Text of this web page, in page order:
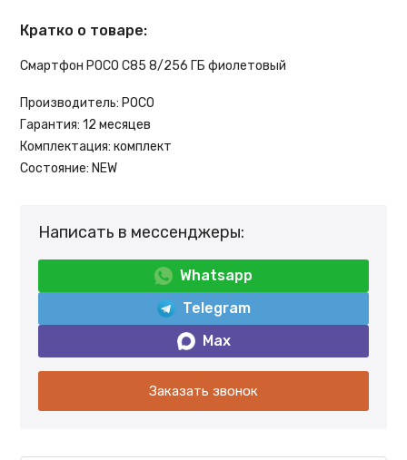
Кратко о товаре:
Смартфон POCO C85 8/256 ГБ фиолетовый
Производитель: POCO
Гарантия: 12 месяцев
Комплектация: комплект
Состояние: NEW
Написать в мессенджеры:
Whatsapp
Telegram
Max
Заказать звонок